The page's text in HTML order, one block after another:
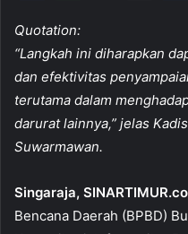
c
e
b
o
o
k
at
s
A
p
p
ai
l
Quotation:
“Langkah ini diharapkan
dan efektivitas
terutama dalam
darurat lainnya,” jelas
Suwarmawan.
Singaraja,
Bencana Daerah (BPBD)